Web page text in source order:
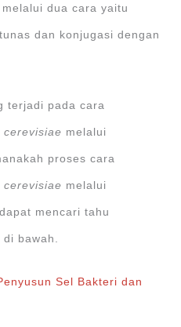
dua cara yaitu
dan konjugasi dengan
terjadi pada cara
cerevisiae melalui
proses cara
cerevisiae melalui
mencari tahu
bawah.
Sel Bakteri dan